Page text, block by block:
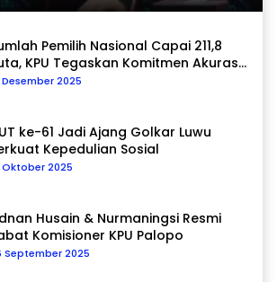
Pemilih Nasional Capai 211,8
KPU Tegaskan Komitmen Akurasi
Berkelanjutan
Desember 2025
ke-61 Jadi Ajang Golkar Luwu
Kepedulian Sosial
Oktober 2025
Husain & Nurmaningsi Resmi
Komisioner KPU Palopo
September 2025